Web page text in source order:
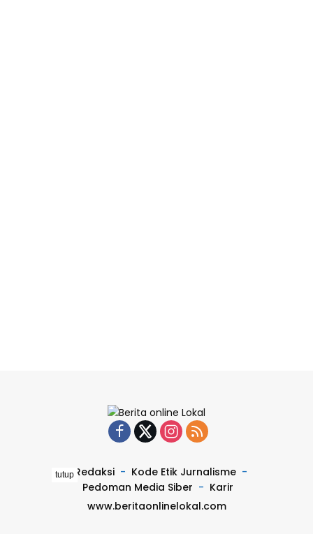
Redaksi
Kode Etik Jurnalisme
Pedoman Media Siber
Karir
www.beritaonlinelokal.com
tutup